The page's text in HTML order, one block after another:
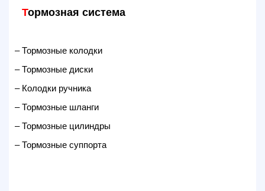
Тормозная система
– Тормозные колодки
– Тормозные диски
– Колодки ручника
– Тормозные шланги
– Тормозные цилиндры
– Тормозные суппорта